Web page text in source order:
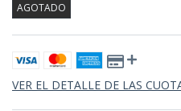
AGOTADO
VER EL DETALLE DE LAS